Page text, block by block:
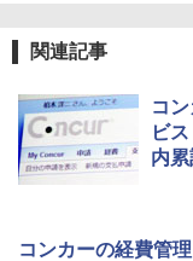
関連記事
コ
ビ
内
コンカーの経費管